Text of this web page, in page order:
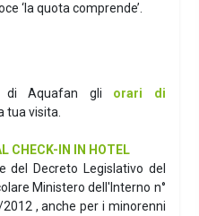
‘la quota comprende’.
di Aquafan gli
orari di
tua visita.
CHECK-IN IN HOTEL
del Decreto Legislativo del
Ministero dell'Interno n°
, anche per i minorenni